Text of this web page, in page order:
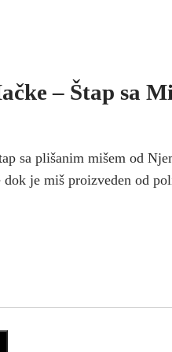
– Štap sa
sa plišanim mišem od
je miš proizveden od